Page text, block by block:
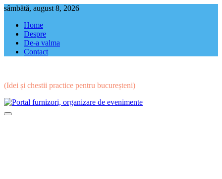
Skip
content
sâmbătă, august 8, 2026
Home
Despre
De-a valma
Contact
(Idei și chestii practice pentru bucureșteni)